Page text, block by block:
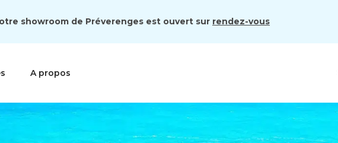
showroom de Préverenges est ouvert sur rendez-vous
A propos